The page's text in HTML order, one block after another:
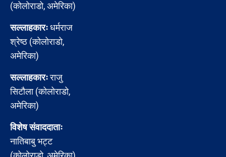
(कोलोराडो, अमेरिका)
सल्लाहकारःधर्मराज
श्रेष्ठ (कोलोराडो,
अमेरिका)
सल्लाहकारःराजु
सिटौला (कोलोराडो,
अमेरिका)
विशेष संवाददाताः
नातिबाबु भट्ट